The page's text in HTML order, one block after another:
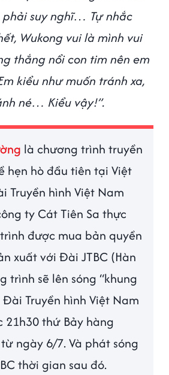
suy nghĩ… Tự nhắc
Wukong vui là mình vui
thắng nổi con tim nên em
kiểu như muốn tránh xa,
né… Kiểu vậy!”.
là chương trình truyền
hẹn hò đầu tiên tại Việt
Truyền hình Việt Nam
ty Cát Tiên Sa thực
được mua bản quyền
xuất với Đài JTBC (Hàn
trình sẽ lên sóng “khung
Truyền hình Việt Nam
21h30 thứ Bảy hàng
ngày 6/7. Và phát sóng
thời gian sau đó.